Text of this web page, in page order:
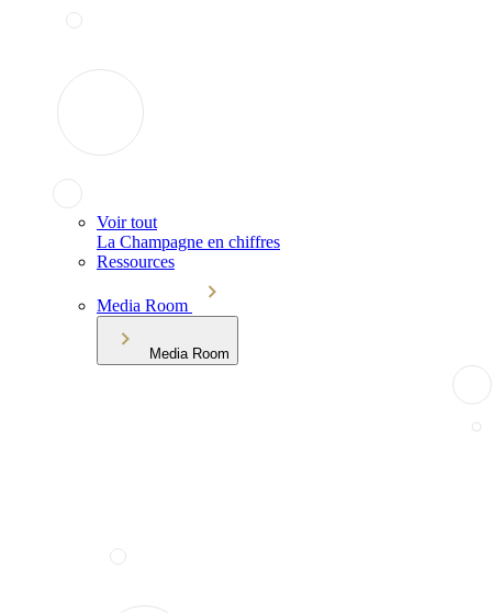
Voir tout
La Champagne en chiffres
Ressources
Media Room
Media Room